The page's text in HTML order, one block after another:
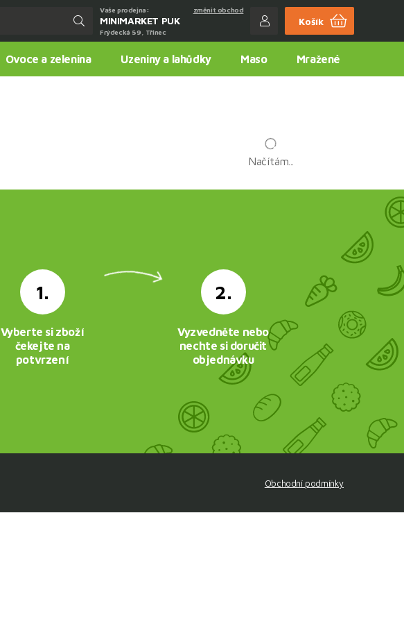
Vaše prodejna: změnit obchod
MINIMARKET PUK
Frýdecká 59, Třinec
Košík
Ovoce a zelenina Uzeniny a lahůdky Maso Mražené
Načítám...
1.
Vyberte si zboží
čekejte na
potvrzení
2.
Vyzvedněte nebo
nechte si doručit
objednávku
Obchodní podmínky